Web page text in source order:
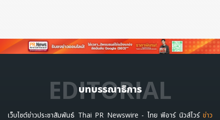
บทบรรณาธิการ
EDITORIAL
เว็บไซต์ข่าวประชาสัมพันธ์ Thai PR Newswire - ไทย พีอาร์ นิวส์ไวร์ ข่าว